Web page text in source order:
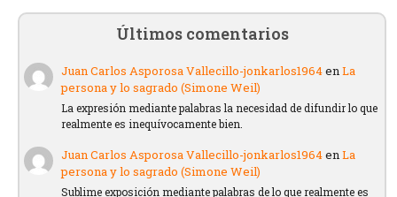
Últimos comentarios
Juan Carlos Asporosa Vallecillo-jonkarlos1964enLa
persona y lo sagrado (Simone Weil)
La expresión mediante palabras la necesidad de difundir lo que
realmente es inequívocamente bien.
Juan Carlos Asporosa Vallecillo-jonkarlos1964enLa
persona y lo sagrado (Simone Weil)
Sublime exposición mediante palabras de lo que realmente es